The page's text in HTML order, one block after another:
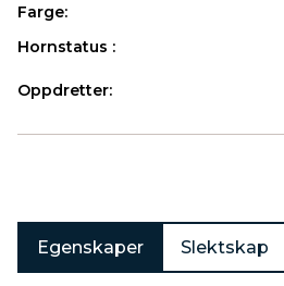
Farge:
Hornstatus :
Oppdretter:
Egenskaper Slektskap